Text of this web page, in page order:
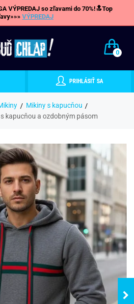
VÝPREDAJ so zľavami do 70%!🔝Top
VÝPREDAJ
0
PRIHLÁSIŤ SA
Mikiny s kapucňou
kapucňou a ozdobným pásom